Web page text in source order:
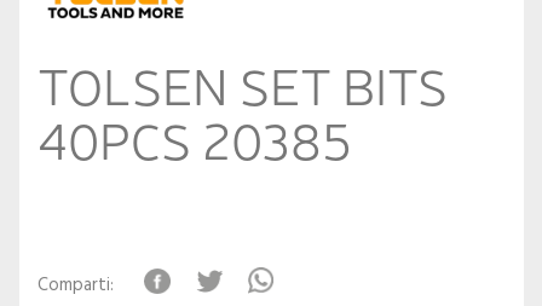
TOLSEN SET BITS
40PCS 20385
Comparti: